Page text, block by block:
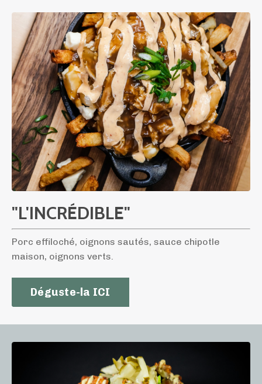
"L'INCRÉDIBLE"
Porc effiloché, oignons sautés, sauce chipotle
maison, oignons verts.
Déguste-la ICI